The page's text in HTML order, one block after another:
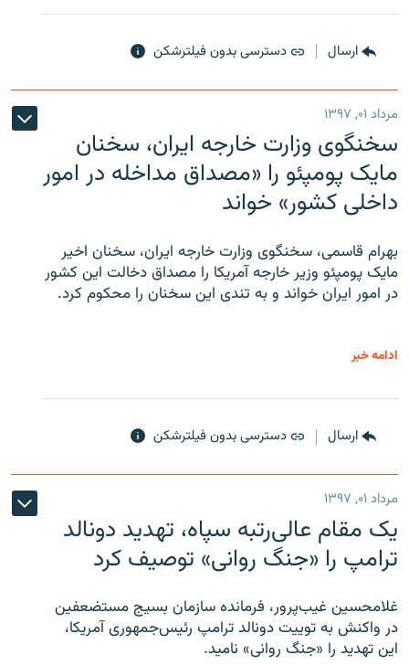
ارسال دسترسی بدون فیلترشکن
مرداد ۰۱, ۱۳۹۷
سخنگوی وزارت خارجه ایران، سخنان
مایک پومپئو را «مصداق مداخله در امور
داخلی کشور» خواند
بهرام قاسمی، سخنگوی وزارت خارجه ایران، سخنان اخیر
مایک پومپئو وزیر خارجه آمریکا را مصداق دخالت این کشور
در امور ایران خواند و به تندی این سخنان را محکوم کرد.
ادامه خبر
ارسال دسترسی بدون فیلترشکن
مرداد ۰۱, ۱۳۹۷
یک مقام عالی‌رتبه سپاه، تهدید دونالد
ترامپ را «جنگ روانی» توصیف کرد
غلامحسین غیب‌پرور، فرمانده سازمان بسیج مستضعفین
در واکنش به توییت دونالد ترامپ رئیس‌جمهوری آمریکا،
این تهدید را «جنگ روانی» نامید.